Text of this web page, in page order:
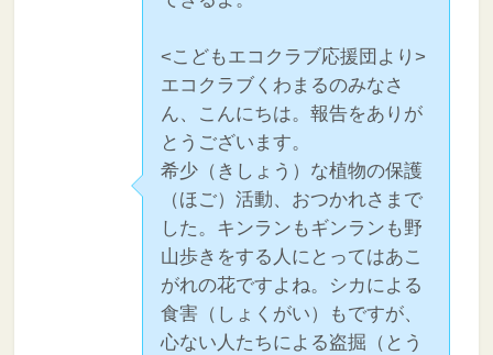
<こどもエコクラブ応援団より>
エコクラブくわまるのみなさ
ん、こんにちは。報告をありが
とうございます。
希少（きしょう）な植物の保護
（ほご）活動、おつかれさまで
した。キンランもギンランも野
山歩きをする人にとってはあこ
がれの花ですよね。シカによる
食害（しょくがい）もですが、
心ない人たちによる盗掘（とう